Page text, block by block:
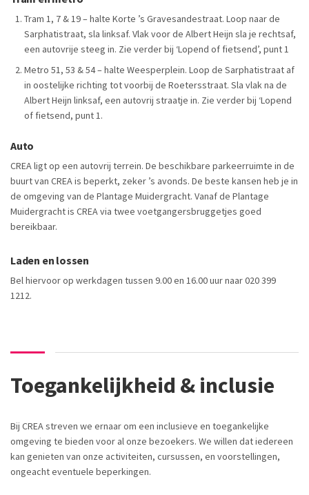
Tram 1, 7 & 19 – halte Korte ’s Gravesandestraat. Loop naar de
Sarphatistraat, sla linksaf. Vlak voor de Albert Heijn sla je rechtsaf,
een autovrije steeg in. Zie verder bij ‘Lopend of fietsend’, punt 1
Metro 51, 53 & 54 – halte Weesperplein. Loop de Sarphatistraat af
in oostelijke richting tot voorbij de Roetersstraat. Sla vlak na de
Albert Heijn linksaf, een autovrij straatje in. Zie verder bij ‘Lopend
of fietsend, punt 1.
Auto
CREA ligt op een autovrij terrein. De beschikbare parkeerruimte in de
buurt van CREA is beperkt, zeker ’s avonds. De beste kansen heb je in
de omgeving van de Plantage Muidergracht. Vanaf de Plantage
Muidergracht is CREA via twee voetgangersbruggetjes goed
bereikbaar.
Laden en lossen
Bel hiervoor op werkdagen tussen 9.00 en 16.00 uur naar 020 399
1212.
Toegankelijkheid & inclusie
Bij CREA streven we ernaar om een inclusieve en toegankelijke
omgeving te bieden voor al onze bezoekers. We willen dat iedereen
kan genieten van onze activiteiten, cursussen, en voorstellingen,
ongeacht eventuele beperkingen.